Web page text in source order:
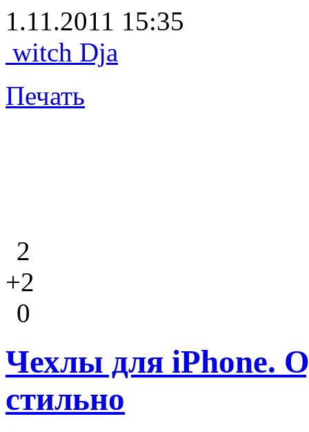
1.11.2011 15:35
witch Dja
Печать
2
+2
0
Чехлы для iPhone.
стильно